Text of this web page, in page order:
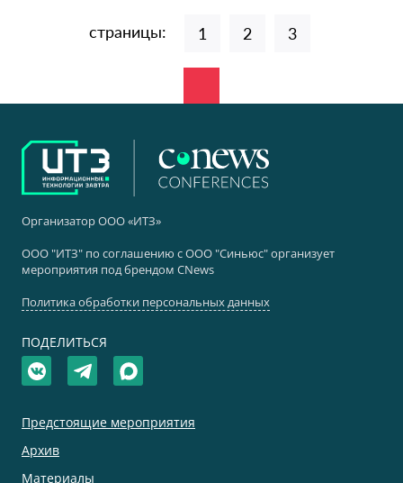
страницы: 1 2 3
Организатор ООО «ИТЗ»
ООО "ИТЗ" по соглашению с ООО "Синьюс" организует
мероприятия под брендом CNews
Политика обработки персональных данных
ПОДЕЛИТЬСЯ
Предстоящие мероприятия
Архив
Материалы